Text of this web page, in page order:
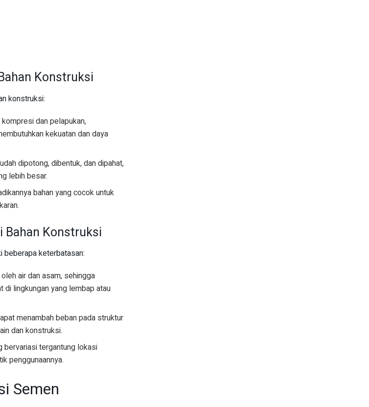
Konstruksi
konstruksi:
dan pelapukan,
kekuatan dan daya
dipotong, dibentuk, dan dipahat,
lebih besar.
bahan yang cocok untuk
Bahan Konstruksi
beberapa keterbatasan:
air dan asam, sehingga
di lingkungan yang lembap atau
menambah beban pada struktur
dan konstruksi.
bervariasi tergantung lokasi
penggunaannya.
Semen